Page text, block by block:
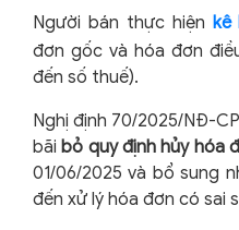
Người bán thực hiện kê
đơn gốc và hóa đơn
đến số thuế).
Nghị định 70/2025/NĐ-
bãi bỏ quy định hủy hóa
01/06/2025 và bổ sung
đến xử lý hóa đơn có sai